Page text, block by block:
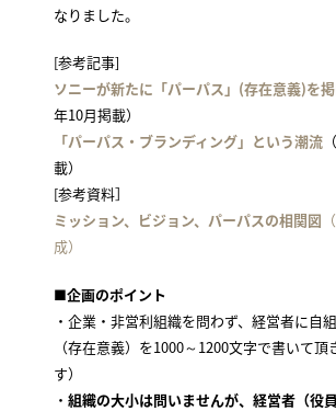
なりました。
[参考記事]
ソニーが新たに「パーパス」(存在意義)を
年10月掲載）
「パーパス・ブランディング」という潮流
載）
[参考資料］
ミッション、ビジョン、パーパスの相関図
成）
■企画のポイント
・企業・非営利組織を問わず、経営者に自
（存在意義）を1000～1200文字で書いて
す）
・ 組織の大小は問いませんが、経営者（役